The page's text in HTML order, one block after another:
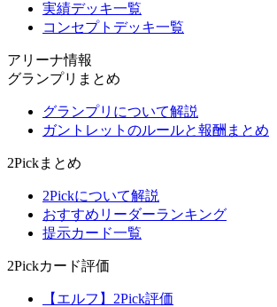
実績デッキ一覧
コンセプトデッキ一覧
アリーナ情報
グランプリまとめ
グランプリについて解説
ガントレットのルールと報酬まとめ
2Pickまとめ
2Pickについて解説
おすすめリーダーランキング
提示カード一覧
2Pickカード評価
【エルフ】2Pick評価